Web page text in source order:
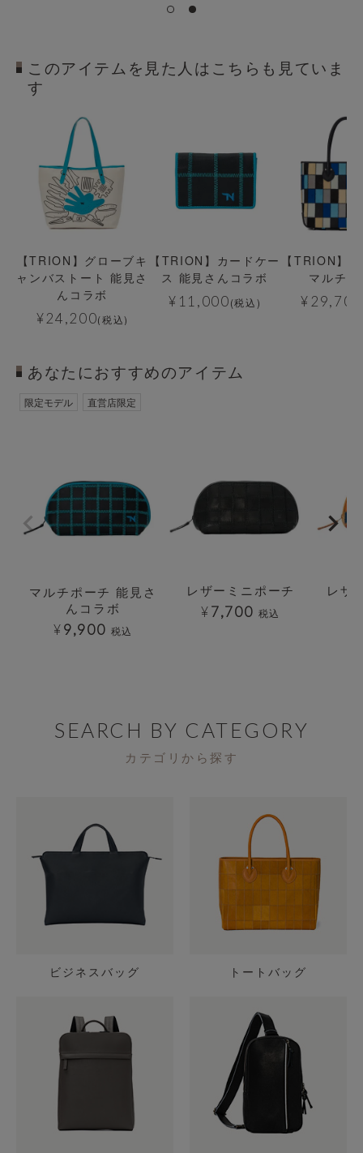
このアイテムを見た人はこちらも見ていま
す
【TRION】グローブキ
ャンバストート 能見さ
んコラボ
¥24,200(税込)
【TRION】カードケー
ス 能見さんコラボ
¥ 11,000(税込)
【TRION】
マルチ
¥ 29,700
あなたにおすすめのアイテム
限定モデル 直営店限定
マルチポーチ 能見さ
んコラボ
¥9,900 税込
レザーミニポーチ
¥7,700 税込
レザ
SEARCH BY CATEGORY
カテゴリから探す
ビジネスバッグ トートバッグ